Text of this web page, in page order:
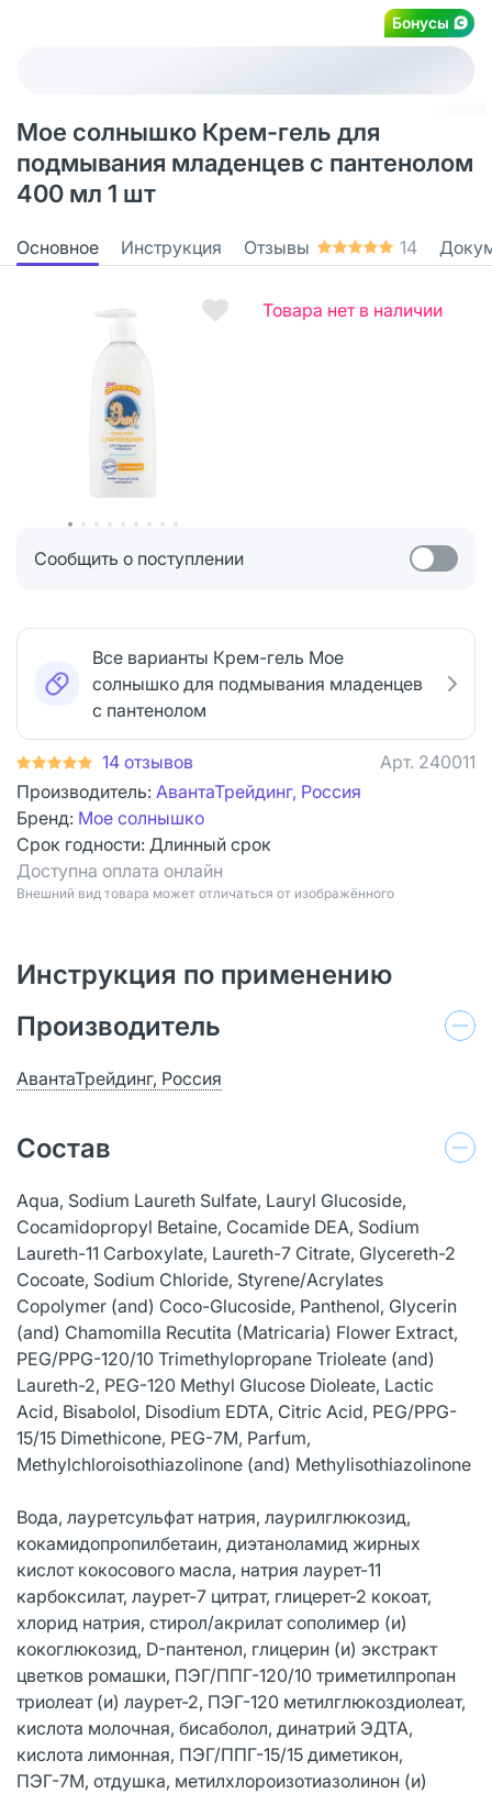
Бонусы
Мое солнышко Крем-гель для
подмывания младенцев с пантенолом
400 мл 1 шт
Основное Инструкция Отзывы 14
Товара нет в наличии
Сообщить о поступлении
Все варианты Крем-гель Мое
солнышко для подмывания младенцев
с пантенолом
14 отзывов Арт. 240011
Производитель: АвантаТрейдинг, Россия
Бренд: Мое солнышко
Срок годности: Длинный срок
Доступна оплата онлайн
Bнешний вид товара может отличаться от изображённого
Инструкция по применению
Производитель
АвантаТрейдинг, Россия
Состав
Aqua, Sodium Laureth Sulfate, Lauryl Glucoside,
Cocamidopropyl Betaine, Сocamide DEA, Sodium
Laureth-11 Carboxylate, Laureth-7 Citrate, Glycereth-2
Cocoate, Sodium Chloride, Styrene/Acrylates
Copolymer (and) Coco-Glucoside, Panthenol, Glycerin
(and) Chamomilla Recutita (Matricaria) Flower Extract,
PEG/PPG-120/10 Trimethylopropane Trioleate (and)
Laureth-2, PEG-120 Methyl Glucose Dioleate, Lactic
Acid, Bisabolol, Disodium EDTA, Сitric Acid, PEG/PPG-
15/15 Dimethicone, PEG-7M, Parfum,
Methylchloroisothiazolinone (and) Methylisothiazolinone
Вода, лауретсульфат натрия, лаурилглюкозид,
кокамидопропилбетаин, диэтаноламид жирных
кислот кокосового масла, натрия лаурет-11
карбоксилат, лаурет-7 цитрат, глицерет-2 кокоат,
хлорид натрия, стирол/акрилат сополимер (и)
кокоглюкозид, D-пантенол, глицерин (и) экстракт
цветков ромашки, ПЭГ/ППГ-120/10 триметилпропан
триолеат (и) лаурет-2, ПЭГ-120 метилглюкоздиолеат,
кислота молочная, бисаболол, динатрий ЭДТА,
кислота лимонная, ПЭГ/ППГ-15/15 диметикон,
ПЭГ-7М, отдушка, метилхлороизотиазолинон (и)